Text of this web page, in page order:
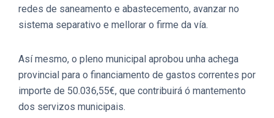
redes de saneamento e abastecemento, avanzar no
sistema separativo e mellorar o firme da vía.
Así mesmo, o pleno municipal aprobou unha achega
provincial para o financiamento de gastos correntes por
importe de 50.036,55€, que contribuirá ó mantemento
dos servizos municipais.